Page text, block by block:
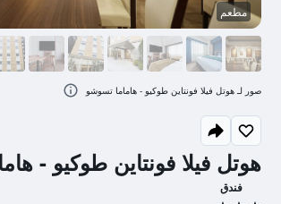
هوتل فيلا فونتاين طوكيو -
فندق
مطعم
صور لـ هوتل فيلا فونتاين طوكيو - هاماما تسوشو